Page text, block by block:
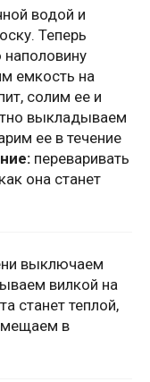
водой и
Теперь
емкость на
солим ее и
выкладываем
ее в течение
переваривать
она станет
выключаем
вилкой на
станет теплой,
в